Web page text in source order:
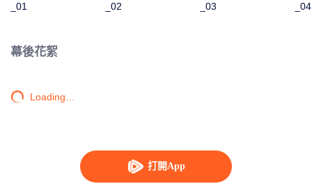
打開App
_01
_02
_03
_04
幕後花絮
Loading…